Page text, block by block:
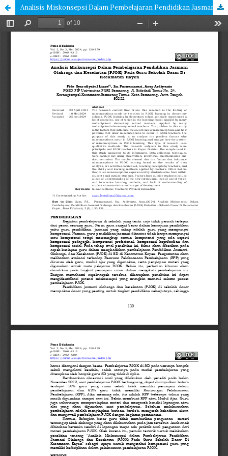
Analisis Miskonsepsi Dalam Pembelajaran Pendidikan Jasmani Olahraga dan Kesehatan (PJOK) Pada Guru Sekolah Dasar Di Kecamatan Kayen